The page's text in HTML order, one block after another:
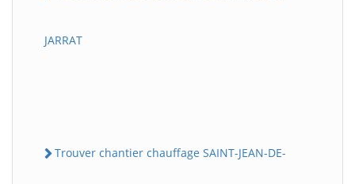
JARRAT
Trouver chantier chauffage SAINT-JEAN-DE-